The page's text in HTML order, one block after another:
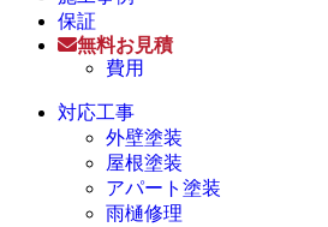
保証
無料お見積
費用
対応工事
外壁塗装
屋根塗装
アパート塗装
雨樋修理